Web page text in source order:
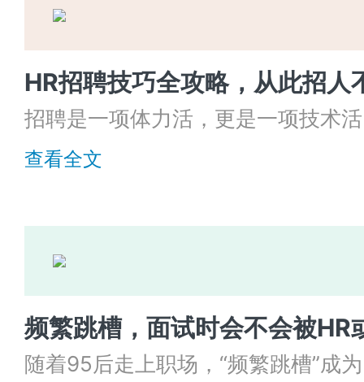
HR招聘技巧全攻略，从此招人
招聘是一项体力活，更是一项技术
本文介绍了一些使用的招聘技巧，
查看全文
频繁跳槽，面试时会不会被HR
随着95后走上职场，“频繁跳槽”成